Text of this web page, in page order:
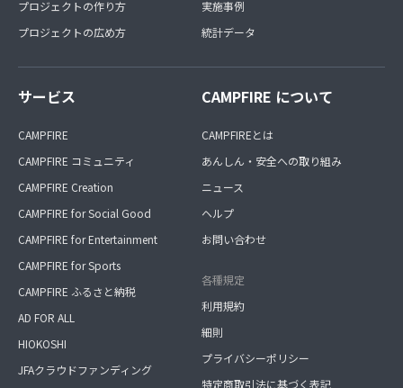
プロジェクトの作り方
プロジェクトの広め方
実施事例
統計データ
サービス
CAMPFIRE
CAMPFIRE コミュニティ
CAMPFIRE Creation
CAMPFIRE for Social Good
CAMPFIRE for Entertainment
CAMPFIRE for Sports
CAMPFIRE ふるさと納税
AD FOR ALL
HIOKOSHI
JFAクラウドファンディング
CAMPFIRE について
CAMPFIREとは
あんしん・安全への取り組み
ニュース
ヘルプ
お問い合わせ
各種規定
利用規約
細則
プライバシーポリシー
特定商取引法に基づく表記